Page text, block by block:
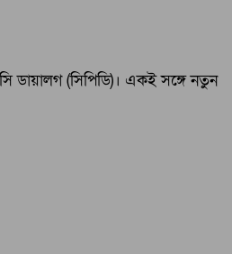
ডায়ালগ (সিপিডি)। একই সঙ্গে নতুন